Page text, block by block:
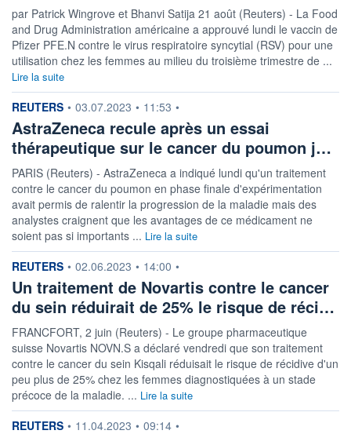
par Patrick Wingrove et Bhanvi Satija 21 août (Reuters) - La Food
and Drug Administration américaine a approuvé lundi le vaccin de
Pfizer PFE.N contre le virus respiratoire syncytial (RSV) pour une
utilisation chez les femmes au milieu du troisième trimestre de ...
Lire la suite
information fournie par
REUTERS • 03.07.2023 • 11:53 •
AstraZeneca recule après un essai
thérapeutique sur le cancer du poumon j…
PARIS (Reuters) - AstraZeneca a indiqué lundi qu'un traitement
contre le cancer du poumon en phase finale d'expérimentation
avait permis de ralentir la progression de la maladie mais des
analystes craignent que les avantages de ce médicament ne
soient pas si importants ... Lire la suite
information fournie par
REUTERS • 02.06.2023 • 14:00 •
Un traitement de Novartis contre le cancer
du sein réduirait de 25% le risque de réci…
FRANCFORT, 2 juin (Reuters) - Le groupe pharmaceutique
suisse Novartis NOVN.S a déclaré vendredi que son traitement
contre le cancer du sein Kisqali réduisait le risque de récidive d'un
peu plus de 25% chez les femmes diagnostiquées à un stade
précoce de la maladie. ... Lire la suite
information fournie par
REUTERS • 11.04.2023 • 09:14 •